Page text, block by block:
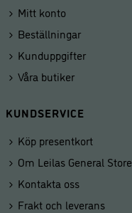
Mitt konto
Beställningar
Kunduppgifter
Våra butiker
KUNDSERVICE
Köp presentkort
Om Leilas General Store
Kontakta oss
Frakt och leverans